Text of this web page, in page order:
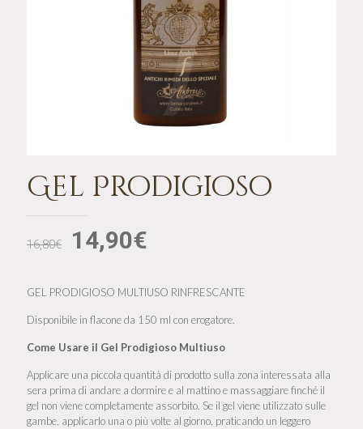
Gel Prodigioso
16,80€ 14,90€
GEL PRODIGIOSO MULTIUSO RINFRESCANTE
Disponibile in flacone da 150 ml con erogatore.
Come Usare il Gel Prodigioso Multiuso
Applicare una piccola quantità di prodotto sulla zona interessata alla
sera prima di andare a dormire e al mattino e massaggiare finché il
gel non viene completamente assorbito. Se il gel viene utilizzato sulle
gambe, applicarlo una o più volte al giorno, praticando un leggero